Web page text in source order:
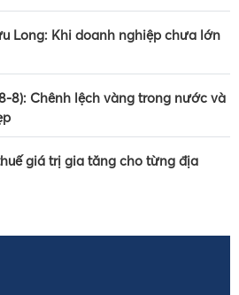
Long: Khi doanh nghiệp chưa lớn
8): Chênh lệch vàng trong nước và
giá trị gia tăng cho từng địa